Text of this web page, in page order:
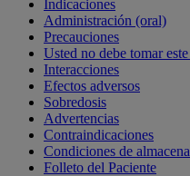
Indicaciones
Administración (oral)
Precauciones
Usted no debe tomar
Interacciones
Efectos adversos
Sobredosis
Advertencias
Contraindicaciones
Condiciones de
Folleto del Paciente